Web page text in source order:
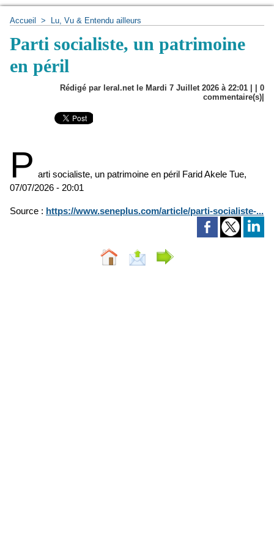
Accueil > Lu, Vu & Entendu ailleurs
Parti socialiste, un patrimoine
en péril
Rédigé par leral.net le Mardi 7 Juillet 2026 à 22:01 | | 0
commentaire(s)|
P arti socialiste, un patrimoine en péril Farid Akele Tue,
07/07/2026 - 20:01
Source : https://www.seneplus.com/article/parti-socialiste-...